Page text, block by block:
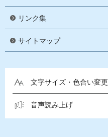
リンク集
サイトマップ
文字サイズ・色合い変更
音声読み上げ